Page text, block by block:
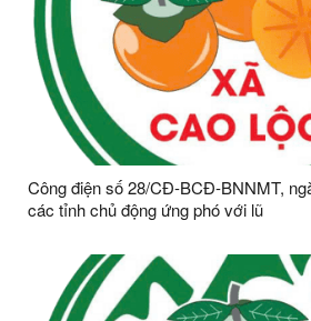
Công điện số 28/CĐ-BCĐ-BNNMT,
các tỉnh chủ động ứng phó với lũ